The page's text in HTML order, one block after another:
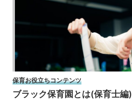
保育お役立ちコンテンツ
ブラック保育園とは(保育士編)